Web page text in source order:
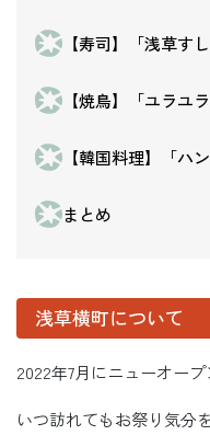
【寿司】「浅草す
【焼鳥】「ユラユ
【韓国料理】「ハ
まとめ
浅草横町について
2022年7月にニューオープ
いつ訪れてもお祭り気分